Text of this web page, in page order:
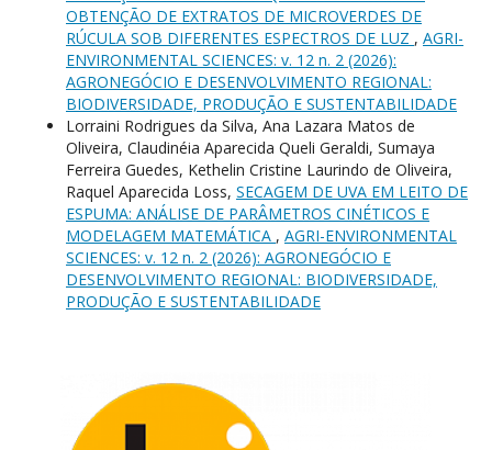
OBTENÇÃO DE EXTRATOS DE MICROVERDES DE
RÚCULA SOB DIFERENTES ESPECTROS DE LUZ , AGRI-
ENVIRONMENTAL SCIENCES: v. 12 n. 2 (2026):
AGRONEGÓCIO E DESENVOLVIMENTO REGIONAL:
BIODIVERSIDADE, PRODUÇÃO E SUSTENTABILIDADE
Lorraini Rodrigues da Silva, Ana Lazara Matos de
Oliveira, Claudinéia Aparecida Queli Geraldi, Sumaya
Ferreira Guedes, Kethelin Cristine Laurindo de Oliveira,
Raquel Aparecida Loss, SECAGEM DE UVA EM LEITO DE
ESPUMA: ANÁLISE DE PARÂMETROS CINÉTICOS E
MODELAGEM MATEMÁTICA , AGRI-ENVIRONMENTAL
SCIENCES: v. 12 n. 2 (2026): AGRONEGÓCIO E
DESENVOLVIMENTO REGIONAL: BIODIVERSIDADE,
PRODUÇÃO E SUSTENTABILIDADE